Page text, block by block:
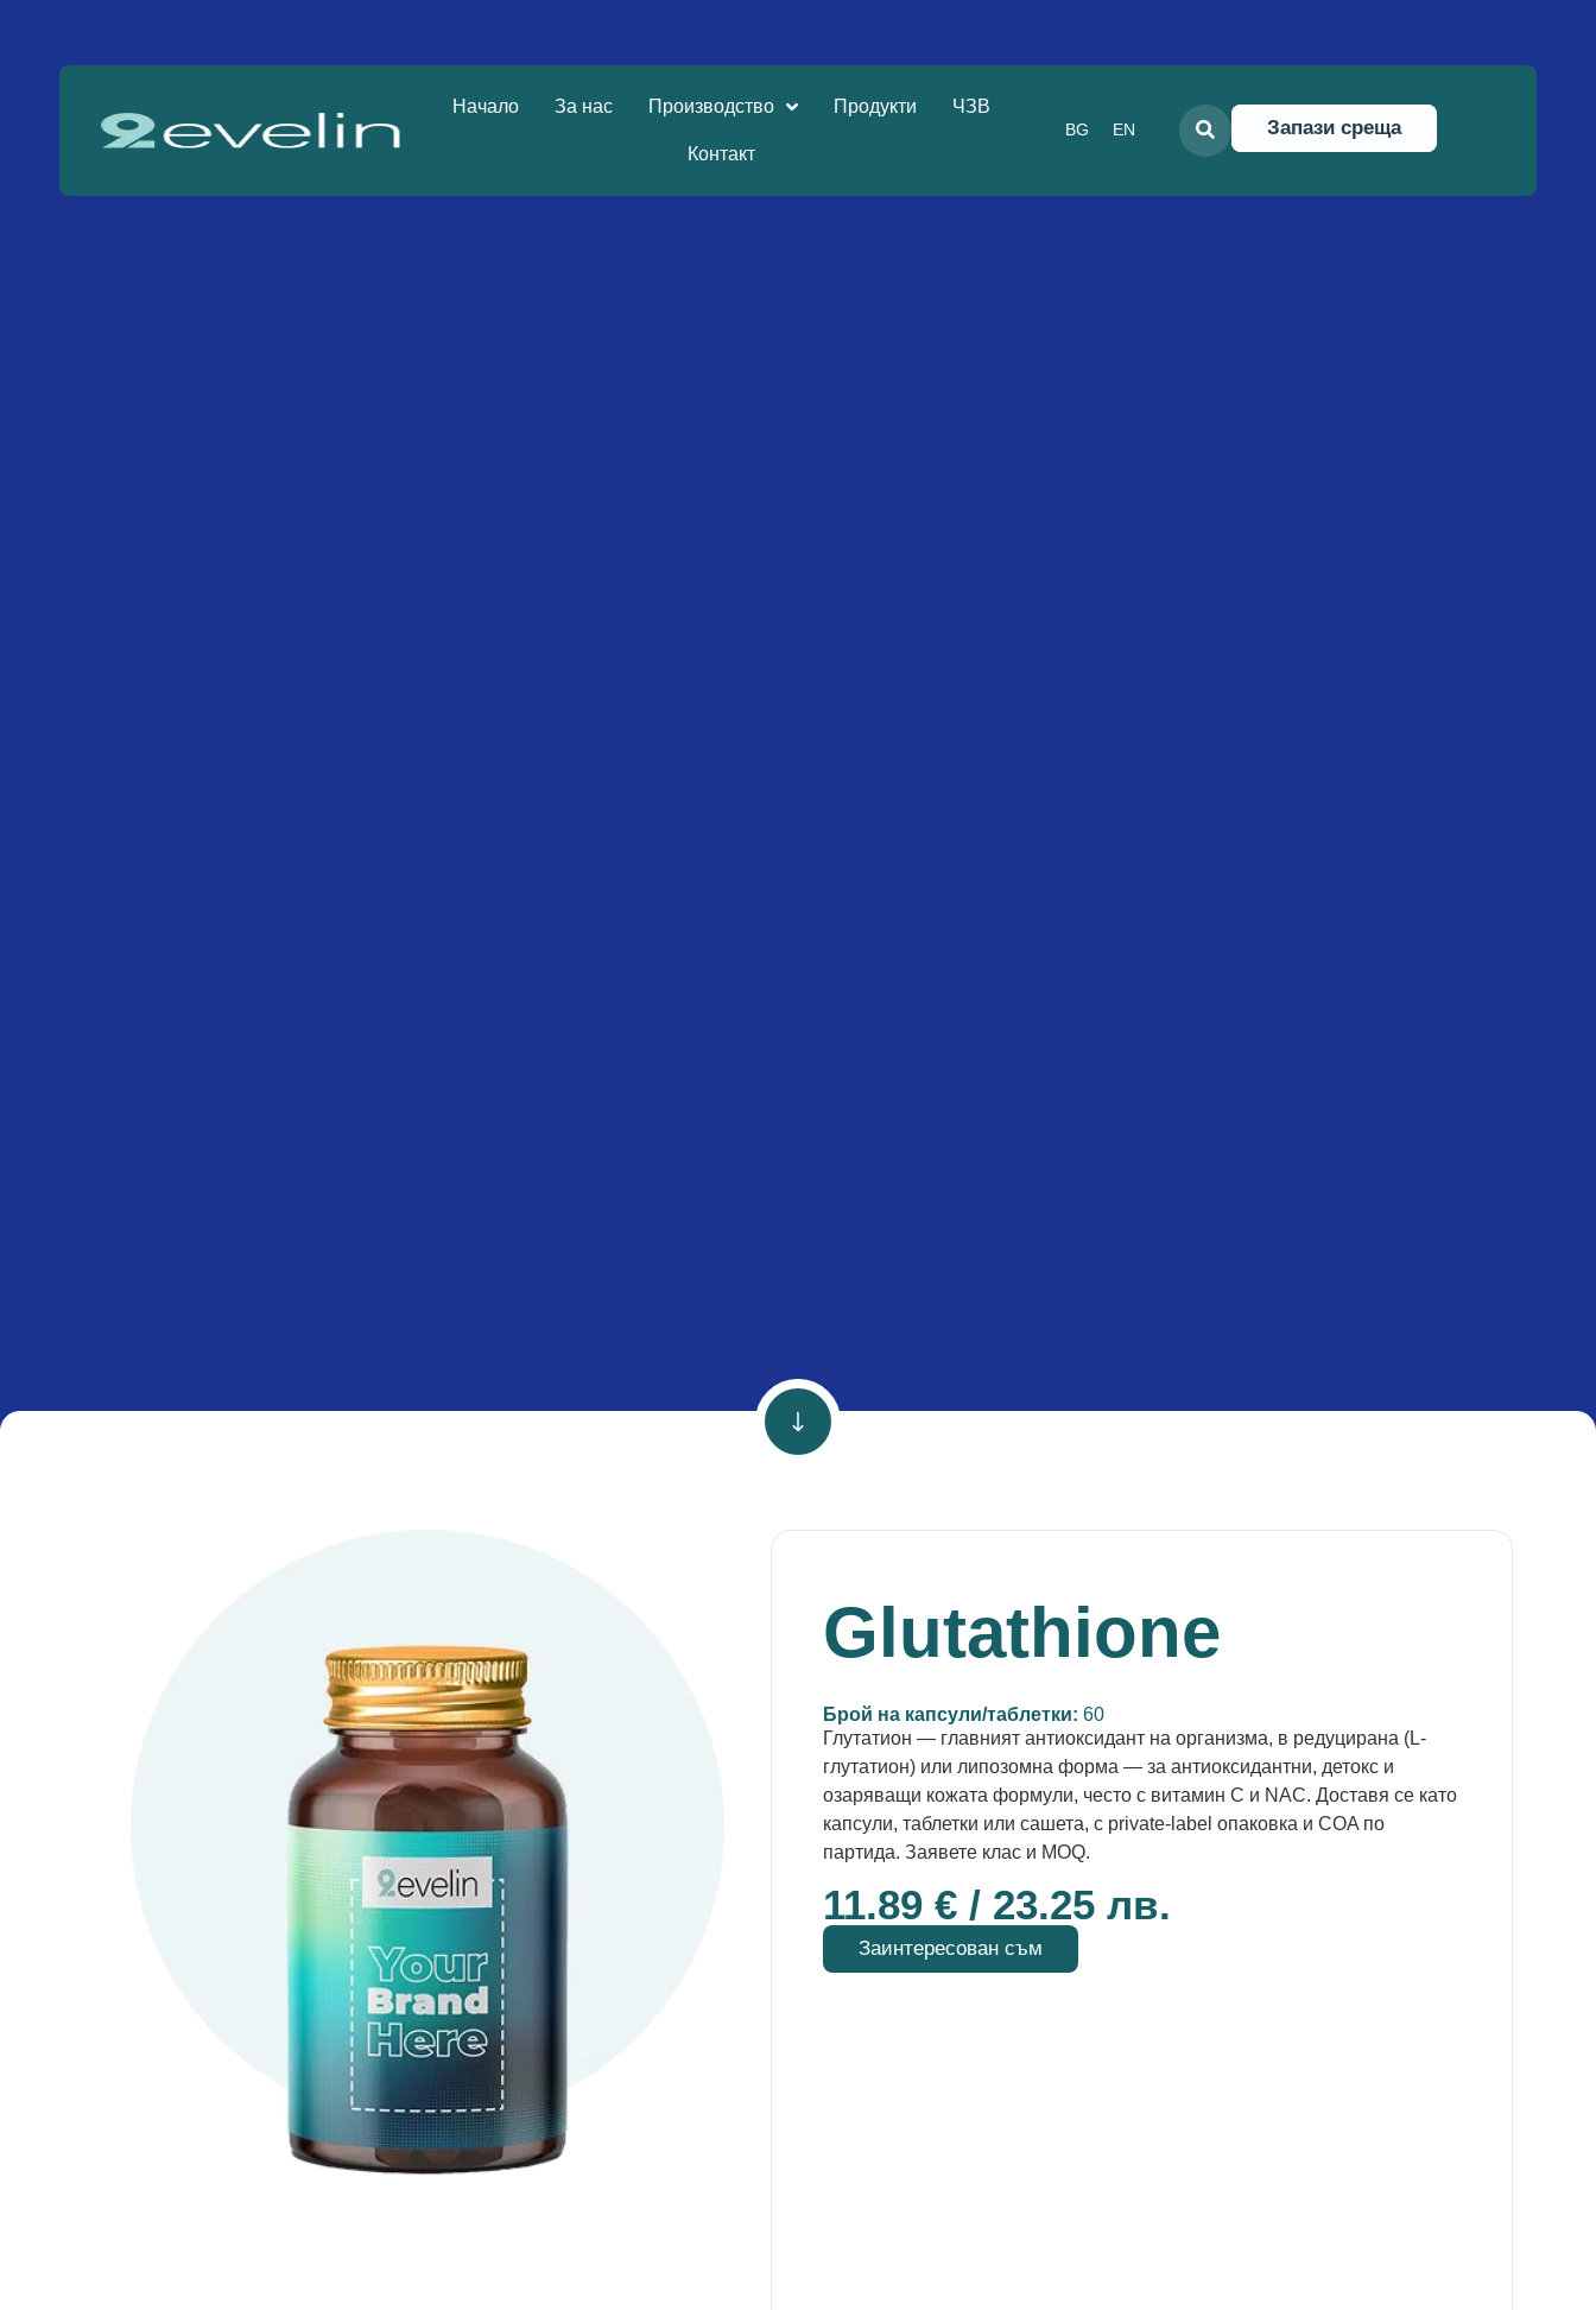
Начало За нас Производство Продукти ЧЗВ
Контакт
BG EN Запази среща
Glutathione
Брой на капсули/таблетки:60
Глутатион — главният антиоксидант на организма, в редуцирана (L-
глутатион) или липозомна форма — за антиоксидантни, детокс и
озаряващи кожата формули, често с витамин C и NAC. Доставя се като
капсули, таблетки или сашета, с private-label опаковка и COA по
партида. Заявете клас и MOQ.
11.89€ / 23.25 лв.
Заинтересован съм